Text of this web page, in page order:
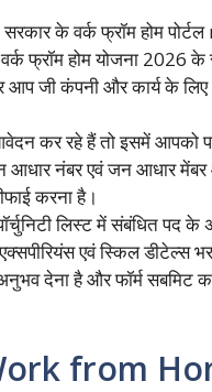
सरकार के वर्क फ्रॉम होम
फ्रॉम होम योजना 2026 के
आप जी कंपनी और कार्य के
कर रहे हैं तो इसमें आपको
आधार नंबर एवं जन आधार
करना है।
लिस्ट में संबंधित पद के
एवं स्किल डीटेल्स
अनुभव देना है और फॉर्म सबमिट
from